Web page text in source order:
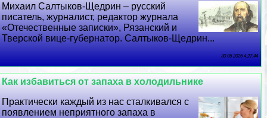
Михаил Салтыков-Щедрин – русский
писатель, журналист, редактор журнала
«Отечественные записки», Рязанский и
Тверской вице-губернатор. Салтыков-Щедрин...
30 06 2026 4:27:44
Как избавиться от запаха в холодильнике
Пpaктически каждый из нас сталкивался с
появлением неприятного запаха в